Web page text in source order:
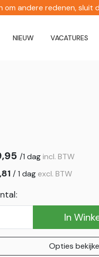
andere redenen, sluit
NIEUW VACATURES
/1 dagincl. BTW
/1 dag excl. BTW
In
Opties